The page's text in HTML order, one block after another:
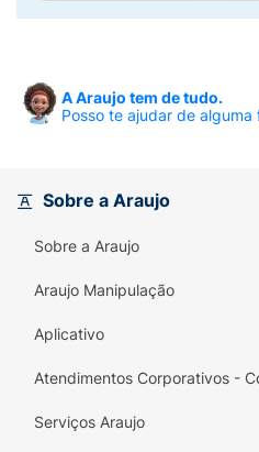
com ingestão
crocância do wafer
Chocolate
experiência de
Praticidade:
no lanche ou a
Desfrute do sabor que
A Araujo tem de tudo.
Posso te ajudar de alguma
Sobre a Araujo
Sobre a Araujo
Araujo Manipulação
Aplicativo
Atendimentos Corporativos -
Serviços Araujo